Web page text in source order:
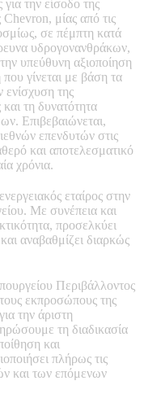
την είσοδο της
μίας από τις
σε πέμπτη κατά
υδρογονανθράκων,
υπεύθυνη αξιοποίηση
γίνεται με βάση τα
ενίσχυση της
τη δυνατότητα
Επιβεβαιώνεται,
επενδυτών στις
και αποτελεσματικό
χρόνια.
εταίρος στην
Με συνέπεια και
προσελκύει
αναβαθμίζει διαρκώς
Περιβάλλοντος
εκπροσώπους της
την άριστη
τη διαδικασία
και
πλήρως τις
και των επόμενων